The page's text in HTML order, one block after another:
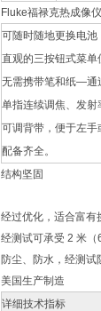
Fluke福禄克热成像
可随时随地更换电
直观的三按钮式菜
无需携带笔和纸—通
单指连续调焦、发
可调背带，便于左手
配备齐全。
结构坚固
经过优化，适合富有
经测试可承受 2 米
防尘、防水，经测
美国生产制造
详细技术指标